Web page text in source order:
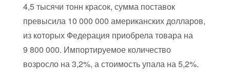
4,5 тысячи тонн красок, сумма поставок
превысила 10 000 000 американских долларов,
из которых Федерация приобрела товара на
9 800 000. Импортируемое количество
возросло на 3,2%, а стоимость упала на 5,2%.